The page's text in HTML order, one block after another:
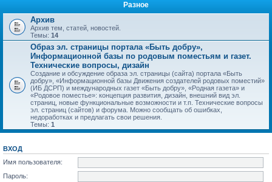
Разное
Архив
Архив тем, статей, новостей.
Темы: 14
Образ эл. страницы портала «Быть добру»,
Информационной базы по родовым поместьям и газет.
Технические вопросы, дизайн
Создание и обсуждение образа эл. страницы (сайта) портала «Быть
добру», «Информационной базы Движения создателей родовых поместий»
(ИБ ДСРП) и международных газет «Быть добру», «Родная газета» и
«Родовое поместье»: концепция развития, дизайн, внешний вид эл.
страниц, новые функциональные возможности и т.п. Технические вопросы
эл. страниц (сайтов) и форума. Можно сообщать об ошибках,
недоработках и предлагать свои решения.
Темы: 1
ВХОД
Имя пользователя:
Пароль: